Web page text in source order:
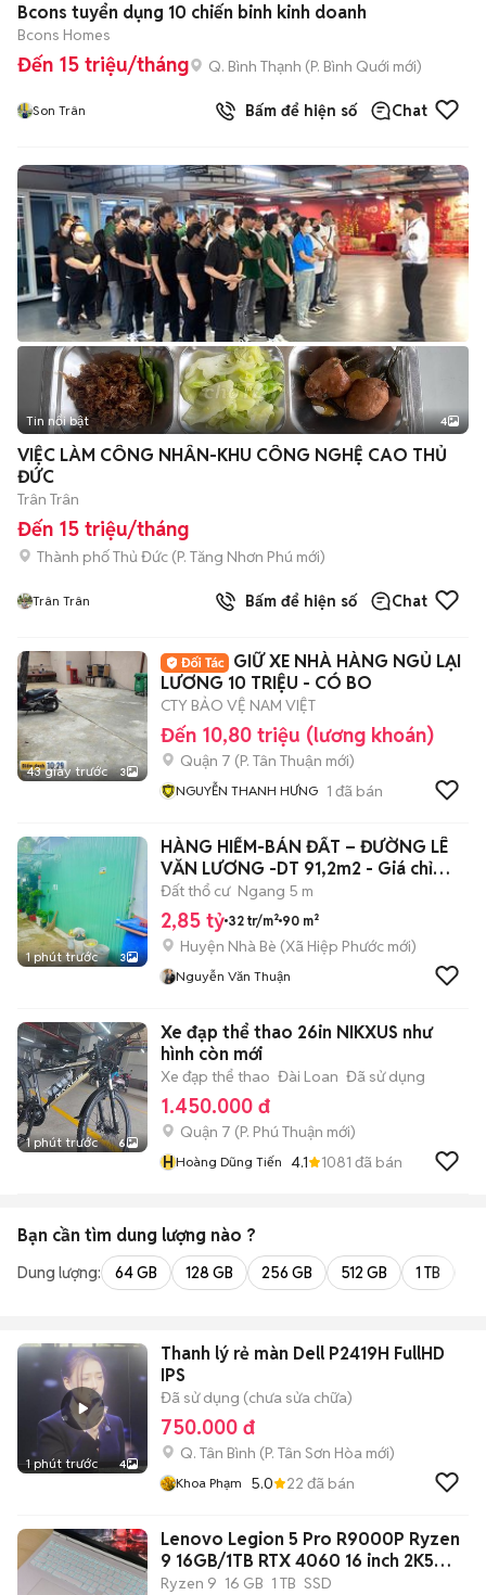
Bcons tuyển dụng 10 chiến binh kinh doanh
Bcons Homes
Đến 15 triệu/tháng Q. Bình Thạnh (P. Bình Quới mới)
Son Trân Bấm để hiện số Chat
Tin nổi bật 4
VIỆC LÀM CÔNG NHÂN-KHU CÔNG NGHỆ CAO THỦ
ĐỨC
Trân Trân
Đến 15 triệu/tháng
Thành phố Thủ Đức (P. Tăng Nhơn Phú mới)
Trân Trân Bấm để hiện số Chat
43 giây trước 3
GIỮ XE NHÀ HÀNG NGỦ LẠI
LƯƠNG 10 TRIỆU - CÓ BO
CTY BẢO VỆ NAM VIỆT
Đến 10,80 triệu (lương khoán)
Quận 7 (P. Tân Thuận mới)
NGUYỄN THANH HƯNG 1 đã bán
1 phút trước 3
HÀNG HIẾM-BÁN ĐẤT – ĐƯỜNG LÊ
VĂN LƯƠNG -DT 91,2m2 - Giá chỉ
2,85 tỷ
Đất thổ cư Ngang 5 m
2,85 tỷ 32 tr/m² 90 m²
Huyện Nhà Bè (Xã Hiệp Phước mới)
Nguyễn Văn Thuận
1 phút trước 6
Xe đạp thể thao 26in NIKXUS như
hình còn mới
Xe đạp thể thao Đài Loan Đã sử dụng
1.450.000 đ
Quận 7 (P. Phú Thuận mới)
HHoàng Dũng Tiến 4.1 1081 đã bán
Bạn cần tìm dung lượng nào ?
Dung lượng: 64 GB 128 GB 256 GB 512 GB 1 TB
1 phút trước 4
Thanh lý rẻ màn Dell P2419H FullHD
IPS
Đã sử dụng (chưa sửa chữa)
750.000 đ
Q. Tân Bình (P. Tân Sơn Hòa mới)
Khoa Phạm 5.0 22 đã bán
Lenovo Legion 5 Pro R9000P Ryzen
9 16GB/1TB RTX 4060 16 inch 2K5
Like
Ryzen 9 16 GB 1 TB SSD